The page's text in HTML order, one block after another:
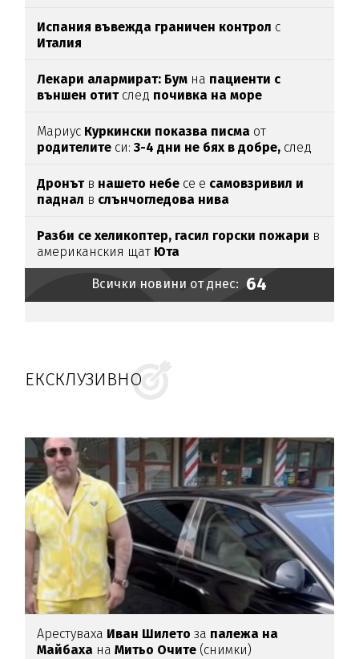
Испания въвежда граничен контрол с
Италия
Лекари алармират: Бум на пациенти с
външен отитслед почивка на море
Мариус Куркински показва писма от
родителите си:3-4 дни не бях в добре, след
Дронътв нашето небе се е самовзривил и
паднал в слънчогледова нива
Разби се хеликоптер, гасил горски пожари в
американския щат Юта
Всички новини от днес: 64
ЕКСКЛУЗИВНО
Арестуваха Иван Шилетоза палежа на
Майбаха наМитьо Очите (снимки)